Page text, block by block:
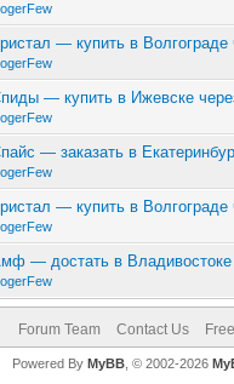
— купить в
— купить в Ижевске
— заказать в
— купить в Волгограде
— достать в Владивостоке
Forum Team Contact Us
Powered By MyBB, © 2002-2026